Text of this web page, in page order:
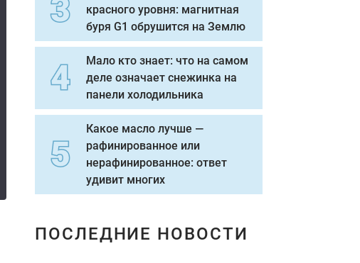
красного уровня: магнитная
буря G1 обрушится на Землю
Мало кто знает: что на самом
деле означает снежинка на
панели холодильника
Какое масло лучше —
рафинированное или
нерафинированное: ответ
удивит многих
ПОСЛЕДНИЕ НОВОСТИ